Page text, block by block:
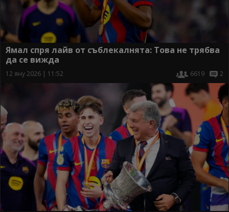
Ямал спря лайв от съблекалнята: Това не трябва
да се вижда
12 яну 2026 | 11:52 6619 2